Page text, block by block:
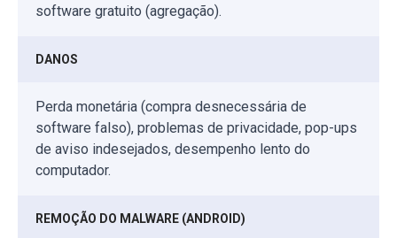
software gratuito (agregação).
DANOS
Perda monetária (compra desnecessária de
software falso), problemas de privacidade, pop-ups
de aviso indesejados, desempenho lento do
computador.
REMOÇÃO DO MALWARE (ANDROID)